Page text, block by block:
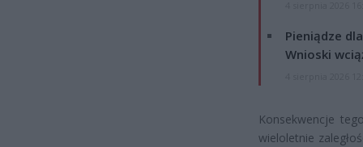
Pieniądze
Wnioski
Konsekwencje
wieloletnie